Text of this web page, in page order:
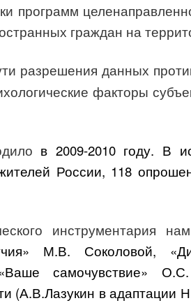
программ
граждан на
разрешения данных
факторы
в 2009-2010 году. В
России, 118
инструментария
М.В. Соколовой,
самочувствие»
(А.В.Лазукин в адаптации